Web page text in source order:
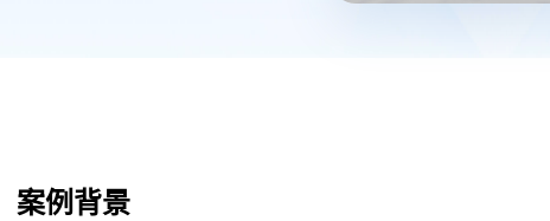
案例背景